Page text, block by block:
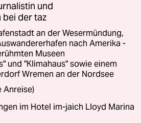
und
der taz
an der Wesermündung,
nach Amerika -
Museen
und "Klimahaus" sowie einem
Wremen an der Nordsee
Anreise)
im Hotel im-jaich Lloyd Marina